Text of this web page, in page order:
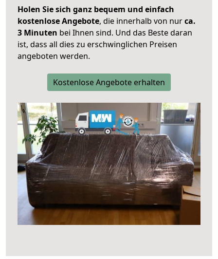
Holen Sie sich ganz bequem und einfach
kostenlose Angebote, die innerhalb von nurca.
3 Minuten bei Ihnen sind. Und das Beste daran
ist, dass all dies zu erschwinglichen Preisen
angeboten werden.
Kostenlose Angebote erhalten